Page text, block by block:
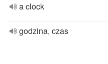
a clock
godzina, czas